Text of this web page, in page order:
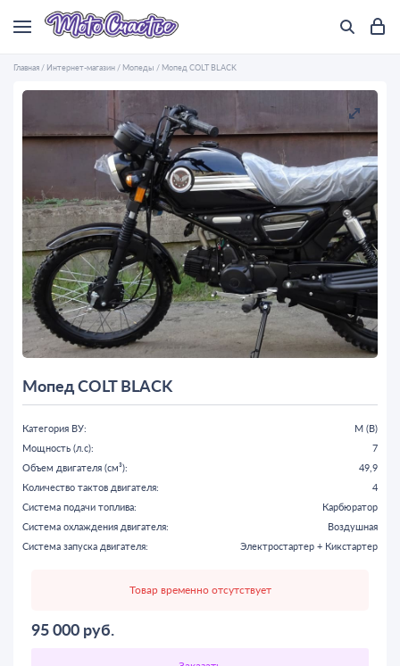
Главная / Интернет-магазин / Мопеды / Мопед COLT BLACK
Мопед COLT BLACK
Категория ВУ:
M (B)
Мощность (л.с):
7
Объем двигателя (см³):
49,9
Количество тактов двигателя:
4
Система подачи топлива:
Карбюратор
Система охлаждения двигателя:
Воздушная
Система запуска двигателя:
Электростартер + Кикстартер
Товар временно отсутствует
95 000 руб.